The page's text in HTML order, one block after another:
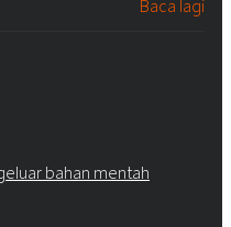
Baca lagi
bahan mentah